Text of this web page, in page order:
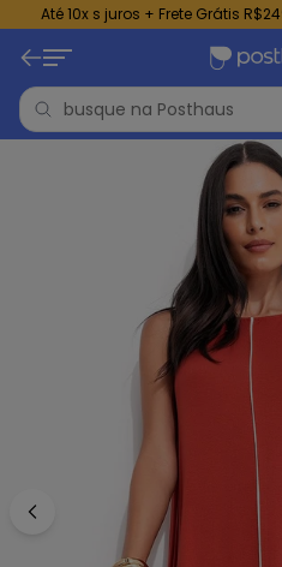
Até 10x s juros + Frete Grátis